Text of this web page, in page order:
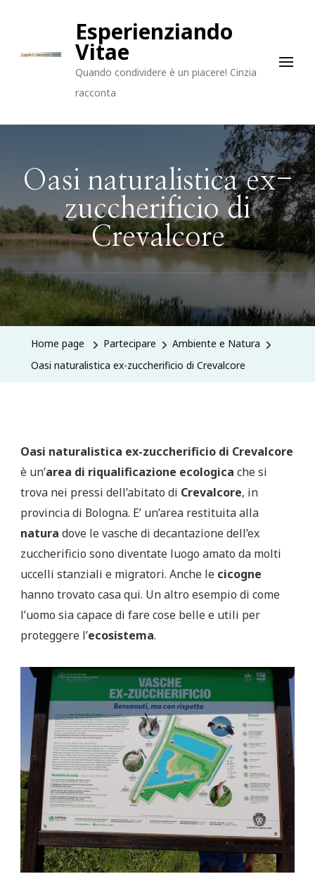
Esperienziando
Vitae
Quando condividere è un piacere! Cinzia
racconta
Oasi naturalistica ex-
zuccherificio di
Crevalcore
Home page Partecipare
Ambiente e Natura
Oasi naturalistica ex-zuccherificio di Crevalcore
Oasi naturalistica ex-zuccherificio di Crevalcore
è un’area di riqualificazione ecologica che si
trova nei pressi dell’abitato di Crevalcore, in
provincia di Bologna. E’ un’area restituita alla
natura dove le vasche di decantazione dell’ex
zuccherificio sono diventate luogo amato da molti
uccelli stanziali e migratori. Anche le cicogne
hanno trovato casa qui. Un altro esempio di come
l’uomo sia capace di fare cose belle e utili per
proteggere l’ecosistema.